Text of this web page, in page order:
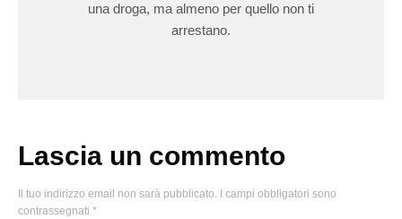
una droga, ma almeno per quello non ti
arrestano.
Lascia un commento
Il tuo indirizzo email non sarà pubblicato.
I campi obbligatori sono
contrassegnati *